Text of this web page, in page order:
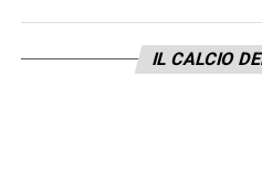
ma è buona per chi è
quel momento. Senza
IL CALCIO